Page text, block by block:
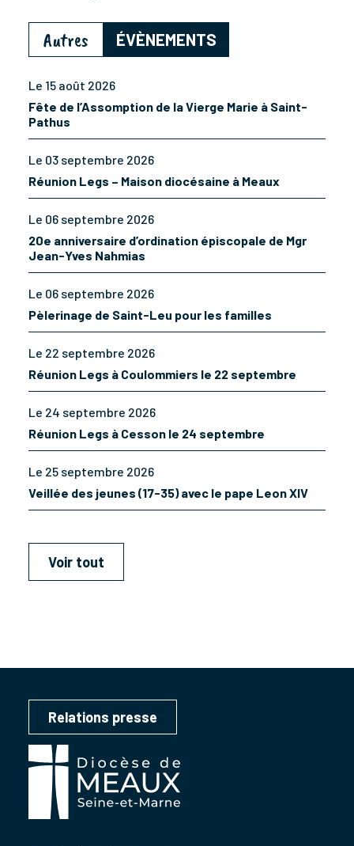
Autres ÉVÈNEMENTS
Le 15 août 2026
Fête de l’Assomption de la Vierge Marie à Saint-
Pathus
Le 03 septembre 2026
Réunion Legs – Maison diocésaine à Meaux
Le 06 septembre 2026
20e anniversaire d’ordination épiscopale de Mgr
Jean-Yves Nahmias
Le 06 septembre 2026
Pèlerinage de Saint-Leu pour les familles
Le 22 septembre 2026
Réunion Legs à Coulommiers le 22 septembre
Le 24 septembre 2026
Réunion Legs à Cesson le 24 septembre
Le 25 septembre 2026
Veillée des jeunes (17-35) avec le pape Leon XIV
Voir tout
Relations presse